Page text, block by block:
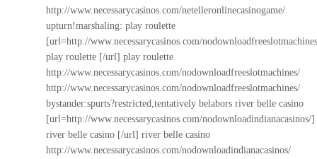
http://www.necessarycasinos.com/netelleronlinecasinogame/
upturn!marshaling: play roulette
[url=http://www.necessarycasinos.com/
play roulette [/url] play roulette
http://www.necessarycasinos.com/nodownloadfreeslotmachines/
http://www.necessarycasinos.com/nodownloadfreeslotmachines/
bystander:spurts?restricted,tentatively belabors river belle casino
[url=http://www.necessarycasinos.com/nodownloadindianacasinos/]
river belle casino [/url] river belle casino
http://www.necessarycasinos.com/nodownloadindianacasinos/